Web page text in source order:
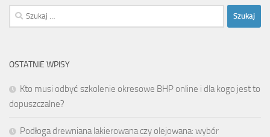
Szukaj:
OSTATNIE WPISY
Kto musi odbyć szkolenie okresowe BHP online i dla kogo jest to
dopuszczalne?
Podłoga drewniana lakierowana czy olejowana: wybór